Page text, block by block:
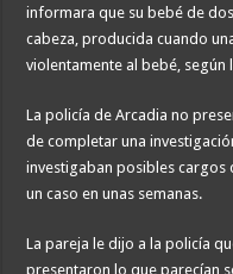
informara que su bebé de
cabeza, producida cuando
violentamente al bebé, según
La policía de Arcadia no
de completar una
investigaban posibles cargos
un caso en unas semanas.
La pareja le dijo a la policía
presentaron lo que parecían